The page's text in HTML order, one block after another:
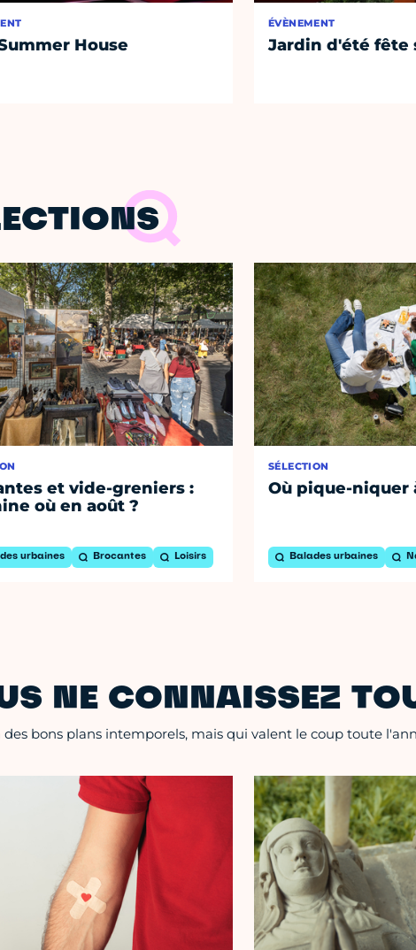
House
ÉVÈNEMENT
Jardin d'été fête
et vide-greniers :
où en août ?
urbaines Brocantes Loisirs
SÉLECTION
Où pique-niquer
Balades urbaines
NE CONNAISSEZ
des bons plans intemporels, mais qui valent le coup toute